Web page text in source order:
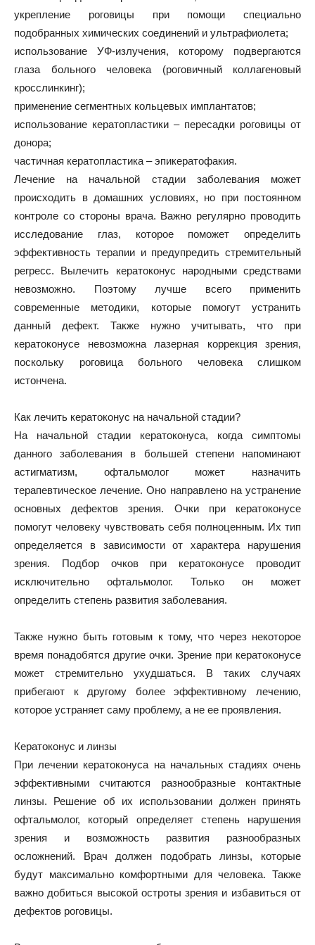
укрепление роговицы при помощи специально
подобранных химических соединений и ультрафиолета;
использование УФ-излучения, которому подвергаются
глаза больного человека (роговичный коллагеновый
кросслинкинг);
применение сегментных кольцевых имплантатов;
использование кератопластики – пересадки роговицы от
донора;
частичная кератопластика – эпикератофакия.
Лечение на начальной стадии заболевания может
происходить в домашних условиях, но при постоянном
контроле со стороны врача. Важно регулярно проводить
исследование глаз, которое поможет определить
эффективность терапии и предупредить стремительный
регресс. Вылечить кератоконус народными средствами
невозможно. Поэтому лучше всего применить
современные методики, которые помогут устранить
данный дефект. Также нужно учитывать, что при
кератоконусе невозможна лазерная коррекция зрения,
поскольку роговица больного человека слишком
истончена.
Как лечить кератоконус на начальной стадии?
На начальной стадии кератоконуса, когда симптомы
данного заболевания в большей степени напоминают
астигматизм, офтальмолог может назначить
терапевтическое лечение. Оно направлено на устранение
основных дефектов зрения. Очки при кератоконусе
помогут человеку чувствовать себя полноценным. Их тип
определяется в зависимости от характера нарушения
зрения. Подбор очков при кератоконусе проводит
исключительно офтальмолог. Только он может
определить степень развития заболевания.
Также нужно быть готовым к тому, что через некоторое
время понадобятся другие очки. Зрение при кератоконусе
может стремительно ухудшаться. В таких случаях
прибегают к другому более эффективному лечению,
которое устраняет саму проблему, а не ее проявления.
Кератоконус и линзы
При лечении кератоконуса на начальных стадиях очень
эффективными считаются разнообразные контактные
линзы. Решение об их использовании должен принять
офтальмолог, который определяет степень нарушения
зрения и возможность развития разнообразных
осложнений. Врач должен подобрать линзы, которые
будут максимально комфортными для человека. Также
важно добиться высокой остроты зрения и избавиться от
дефектов роговицы.